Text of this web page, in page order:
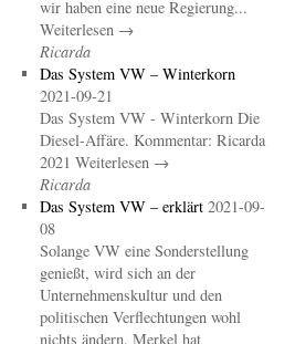
wir haben eine neue Regierung...
Weiterlesen →
Ricarda
Das System VW – Winterkorn
2021-09-21
Das System VW - Winterkorn Die
Diesel-Affäre. Kommentar: Ricarda
2021 Weiterlesen →
Ricarda
Das System VW – erklärt 2021-09-
08
Solange VW eine Sonderstellung
genießt, wird sich an der
Unternehmenskultur und den
politischen Verflechtungen wohl
nichts ändern. Merkel hat